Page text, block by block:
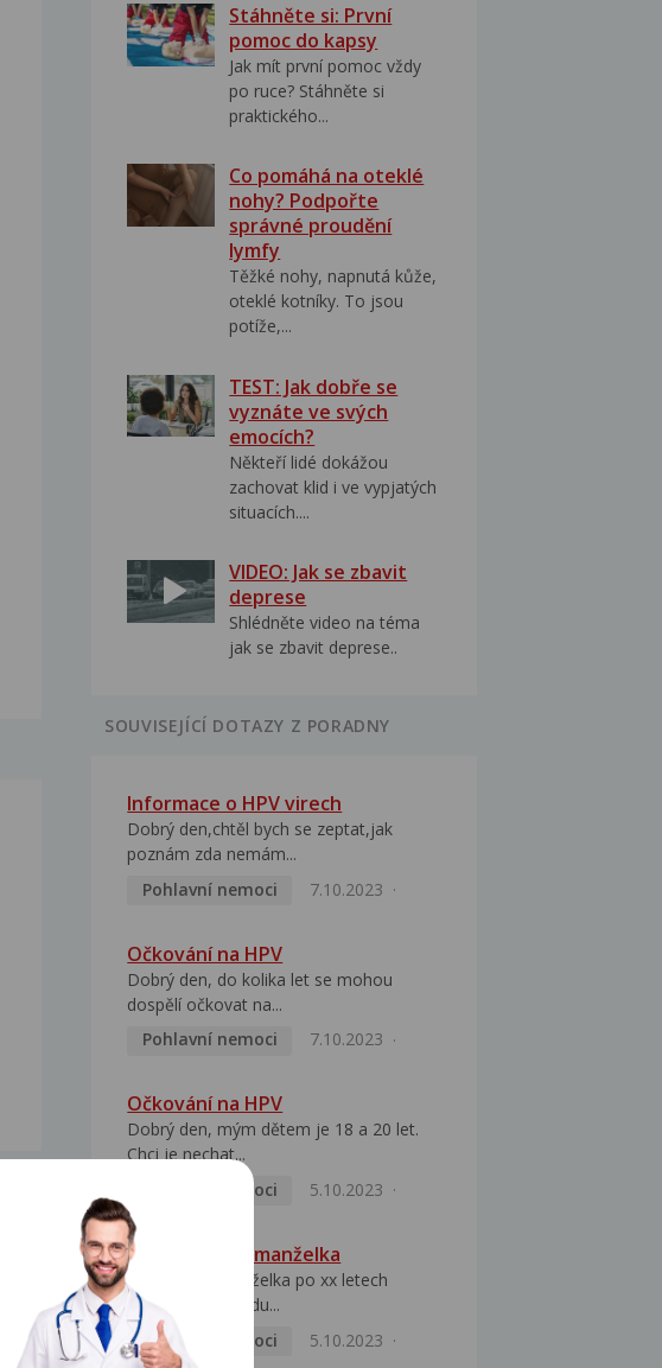
Stáhněte si: První
pomoc do kapsy
Jak mít první pomoc vždy
po ruce? Stáhněte si
praktického...
Co pomáhá na oteklé
nohy? Podpořte
správné proudění
lymfy
Těžké nohy, napnutá kůže,
oteklé kotníky. To jsou
potíže,...
TEST: Jak dobře se
vyznáte ve svých
emocích?
Někteří lidé dokážou
zachovat klid i ve vypjatých
situacích....
VIDEO: Jak se zbavit
deprese
Shlédněte video na téma
jak se zbavit deprese..
SOUVISEJÍCÍ DOTAZY Z PORADNY
Informace o HPV virech
Dobrý den,chtěl bych se zeptat,jak
poznám zda nemám...
Pohlavní nemoci
7.10.2023
Očkování na HPV
Dobrý den, do kolika let se mohou
dospělí očkovat na...
Pohlavní nemoci
7.10.2023
Očkování na HPV
Dobrý den, mým dětem je 18 a 20 let.
Chci je nechat...
Pohlavní nemoci
5.10.2023
HPV pozitivní manželka
Dobrý den, manželka po xx letech
přivezla z Východu...
Pohlavní nemoci
5.10.2023